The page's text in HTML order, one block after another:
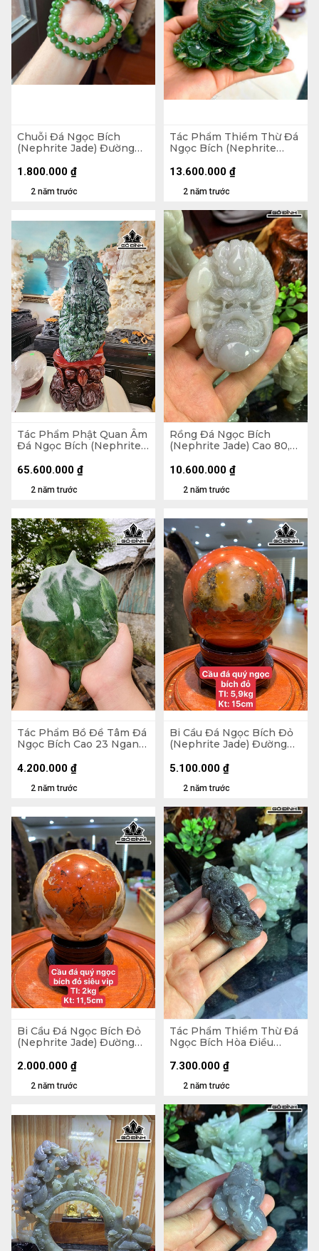
Chuỗi Đá Ngọc Bích
(Nephrite Jade) Đường
2 năm trước
1.800.000 ₫
Tác Phẩm Thiềm Thừ Đá
Ngọc Bích (Nephrite
Sâu 9 (cm) 700g
2 năm trước
13.600.000 ₫
Tác Phẩm Phật Quan Âm
Đá Ngọc Bích (Nephrite
Sâu 79 Riêng Đá Cao 30
27,5kg
2 năm trước
65.600.000 ₫
Rồng Đá Ngọc Bích
(Nephrite Jade) Cao 80,9
130,3g
2 năm trước
10.600.000 ₫
Tác Phẩm Bồ Đề Tâm Đá
Ngọc Bích Cao 23 Ngang
2 năm trước
4.200.000 ₫
Bi Cầu Đá Ngọc Bích Đỏ
(Nephrite Jade) Đường
2 năm trước
5.100.000 ₫
Bi Cầu Đá Ngọc Bích Đỏ
(Nephrite Jade) Đường
2 năm trước
2.000.000 ₫
Tác Phẩm Thiềm Thừ Đá
Ngọc Bích Hòa Điều
Ngang 33 Sâu 33,9 (mm)
2 năm trước
7.300.000 ₫